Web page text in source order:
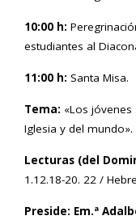
10:00 h:
estudiantes al
11:00 h: Santa Misa.
Tema: «Los
Iglesia y del mundo».
Lecturas (del
1.12.18-20. 22 /
Preside: Em.ª